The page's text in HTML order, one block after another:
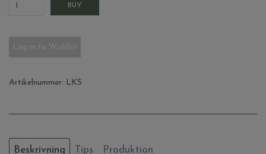
BUY
Artikelnummer: LKS
Beskrivning Tips Produktion